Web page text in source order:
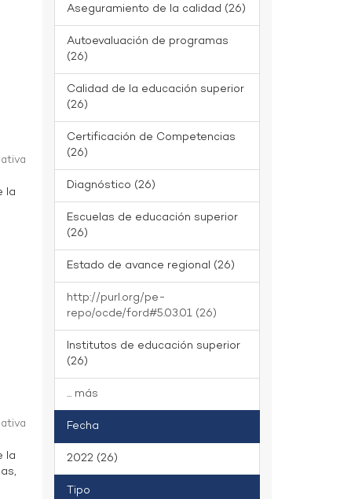
la
la
Aseguramiento de la calidad (26)
Autoevaluación de programas
(26)
Calidad de la educación superior
(26)
Certificación de Competencias
(26)
Diagnóstico (26)
Escuelas de educación superior
(26)
Estado de avance regional (26)
http://purl.org/pe-
repo/ocde/ford#5.03.01 (26)
Institutos de educación superior
(26)
... más
Fecha
2022 (26)
Tipo